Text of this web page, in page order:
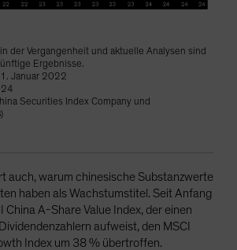
der Vergangenheit und aktuelle Analysen sind
Ergebnisse.
Januar 2022
Securities Index Company und
auch, warum chinesische Substanzwerte
haben als Wachstumstitel. Seit Anfang
China A-Share Value Index, der einen
aufweist, den MSCI
Index um 38 % übertroffen.